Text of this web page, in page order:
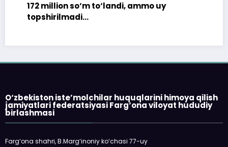
172 million so‘m to‘landi, ammo uy
topshirilmadi…
O‘zbekiston iste’molchilar huquqlarini himoya qilish
jamiyatlari federatsiyasi Farg‘ona viloyat hududiy
birlashmasi
Farg‘ona shahri, B.Marg‘inoniy ko‘chasi 77-uy